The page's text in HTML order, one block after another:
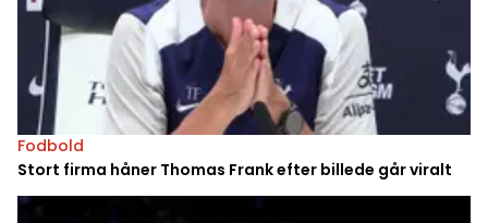
Fodbold
Stort firma håner Thomas Frank efter billede går viralt